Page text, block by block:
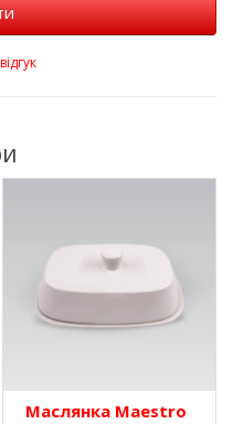
Маслянка Maestro